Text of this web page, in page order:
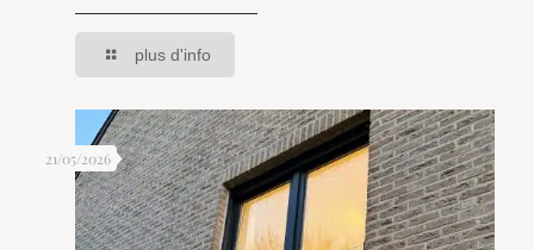
plus d'info
21/05/2026